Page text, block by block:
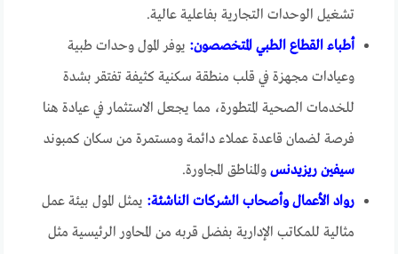
تشغيل الوحدات التجارية بفاعلية عالية.
أطباء القطاع الطبي المتخصصون: يوفر المول وحدات طبية
وعيادات مجهزة في قلب منطقة سكنية كثيفة تفتقر بشدة
للخدمات الصحية المتطورة، مما يجعل الاستثمار في عيادة هنا
فرصة لضمان قاعدة عملاء دائمة ومستمرة من سكان كمبوند
سيفين ريزيدنس والمناطق المجاورة.
رواد الأعمال وأصحاب الشركات الناشئة: يمثل المول بيئة عمل
مثالية للمكاتب الإدارية بفضل قربه من المحاور الرئيسية مثل